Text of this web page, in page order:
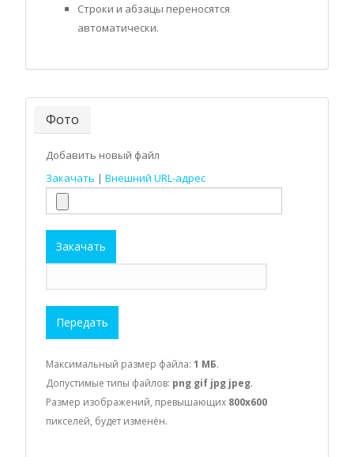
Строки и абзацы переносятся
автоматически.
Фото
Добавить новый файл
Закачать | Внешний URL-адрес
Закачать
Передать
Максимальный размер файла: 1 МБ.
Допустимые типы файлов: png gif jpg jpeg.
Размер изображений, превышающих 800x600
пикселей, будет изменён.